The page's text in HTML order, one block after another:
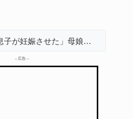
「息子が妊娠させた」母娘だまされ400万円詐欺被害 名張
– 広告 –